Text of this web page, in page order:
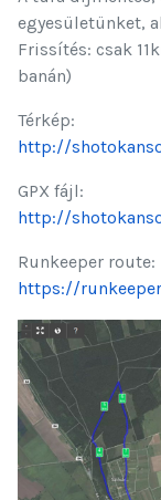
egyesületünket,
Frissítés: csak
banán)
Térkép:
http://
GPX fájl:
http://
Runkeeper route:
https://